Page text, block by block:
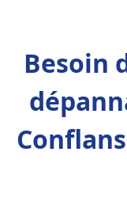
Besoin